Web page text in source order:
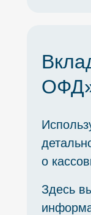
о
Здесь